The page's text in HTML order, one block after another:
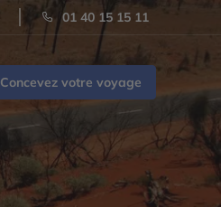
01 40 15 15 11
Concevez votre voyage